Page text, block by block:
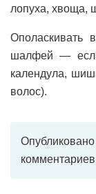
лопуха, хвоща,
Ополаскивать
шалфей —
календула,
волос).
Опубликовано